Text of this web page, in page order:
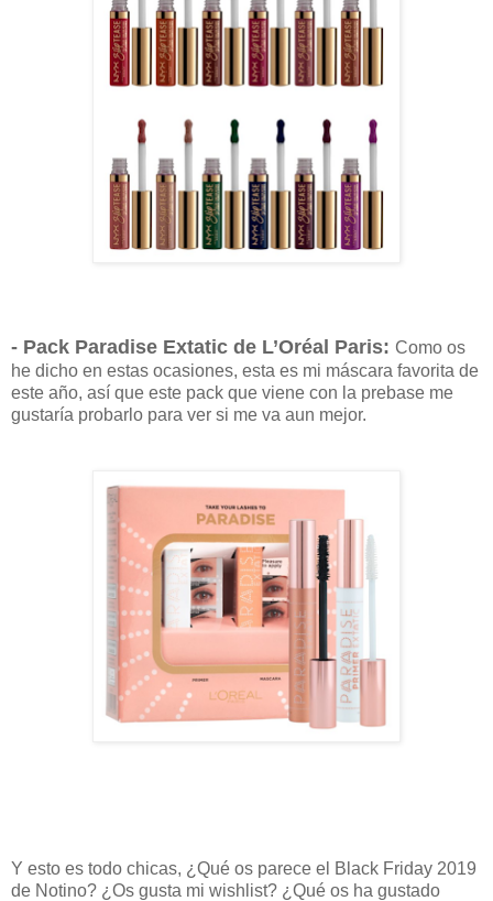
- Pack Paradise Extatic de L’Oréal Paris: Como os
he dicho en estas ocasiones, esta es mi máscara favorita de
este año, así que este pack que viene con la prebase me
gustaría probarlo para ver si me va aun mejor.
Y esto es todo chicas, ¿Qué os parece el Black Friday 2019
de Notino? ¿Os gusta mi wishlist? ¿Qué os ha gustado